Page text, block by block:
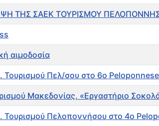
ΤΗΣ ΣΑΕΚ ΤΟΥΡΙΣΜΟΥ
αιμοδοσία
Πελ/σου στο 6ο
Μακεδονίας, «Εργαστήριο
Πελοποννήσου στο 4ο